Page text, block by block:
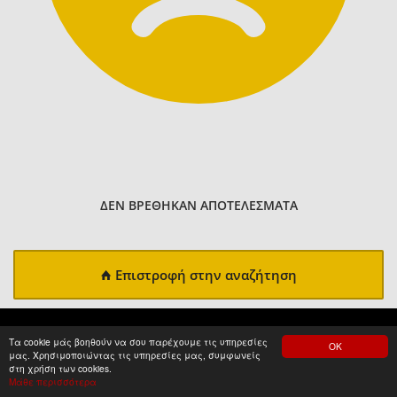
ΟΚ
Τα cookie μάς βοηθούν να σου παρέχουμε τις υπηρεσίες
μας. Χρησιμοποιώντας τις υπηρεσίες μας, συμφωνείς
στη χρήση των cookies.
Μάθε περισσότερα
ΔΕΝ ΒΡΕΘΗΚΑΝ ΑΠΟΤΕΛΕΣΜΑΤΑ
Επιστροφή στην αναζήτηση